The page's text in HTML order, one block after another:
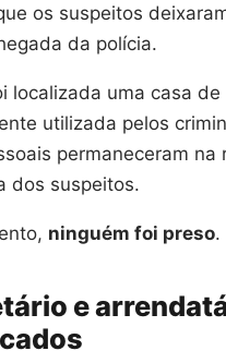
os suspeitos
da polícia.
localizada uma casa de
utilizada pelos
permaneceram na
dos suspeitos.
ninguém foi preso.
e